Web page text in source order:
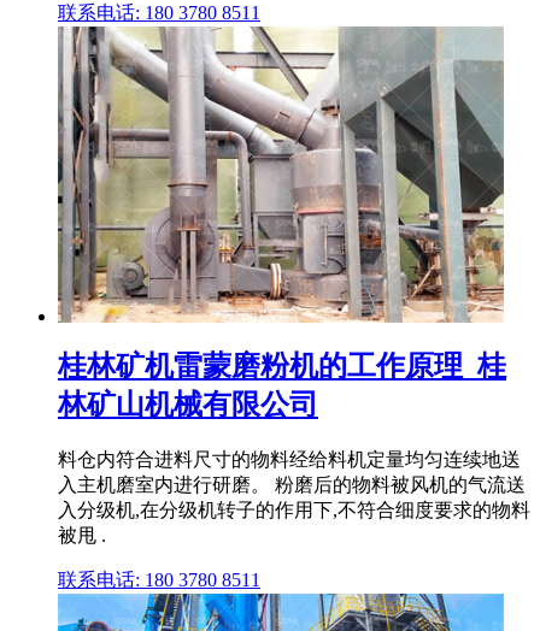
联系电话: 180 3780 8511
桂林矿机雷蒙磨粉机的工作原理_桂
林矿山机械有限公司
料仓内符合进料尺寸的物料经给料机定量均匀连续地送
入主机磨室内进行研磨。 粉磨后的物料被风机的气流送
入分级机,在分级机转子的作用下,不符合细度要求的物料
被甩 .
联系电话: 180 3780 8511